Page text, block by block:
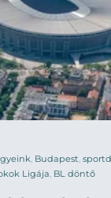
Budapest
Ligája BL döntő